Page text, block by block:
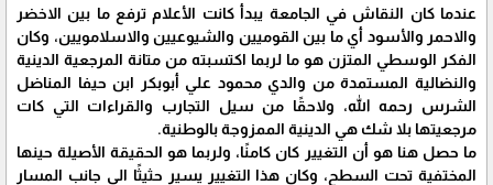
عندما كان النقاش في الجامعة يبدأ كانت الأعلام ترفع ما بين الاخضر
والاحمر والأسود أي ما بين القوميين والشيوعيين والاسلامويين، وكان
الفكر الوسطي المتزن هو ما لربما اكتسبته من متانة المرجعية الدينية
والنضالية المستمدة من والدي محمود علي أبوبكر ابن حيفا المناضل
الشرس رحمه الله، ولاحقًا من سيل التجارب والقراءات التي كات
مرجعيتها بلا شك هي الدينية الممزوجة بالوطنية.
ما حصل هنا هو أن التغيير كان كامنًا، ولربما هو الحقيقة الأصيلة حينها
المختفية تحت السطح، وكان هذا التغيير يسير حثيثًا الى جانب المسار